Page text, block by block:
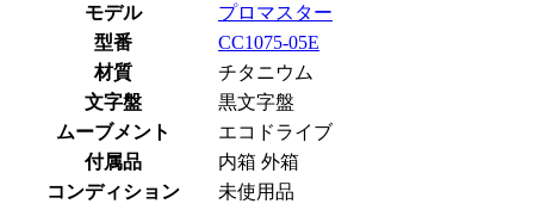
モデル
プロマスター
型番
CC1075-05E
材質
チタニウム
文字盤
黒文字盤
ムーブメント
エコドライブ
付属品
内箱 外箱
コンディション
未使用品